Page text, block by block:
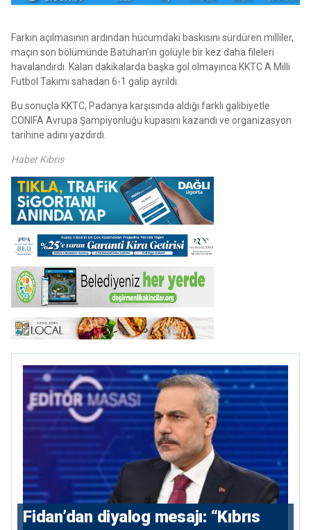
Farkın açılmasının ardından hücumdaki baskısını sürdüren milliler,
maçın son bölümünde Batuhan’ın golüyle bir kez daha fileleri
havalandırdı. Kalan dakikalarda başka gol olmayınca KKTC A Milli
Futbol Takımı sahadan 6-1 galip ayrıldı.
Bu sonuçla KKTC, Padanya karşısında aldığı farklı galibiyetle
CONIFA Avrupa Şampiyonluğu kupasını kazandı ve organizasyon
tarihine adını yazdırdı.
Haber Kıbrıs
Fidan’dan diyalog mesajı: “Kıbrıs